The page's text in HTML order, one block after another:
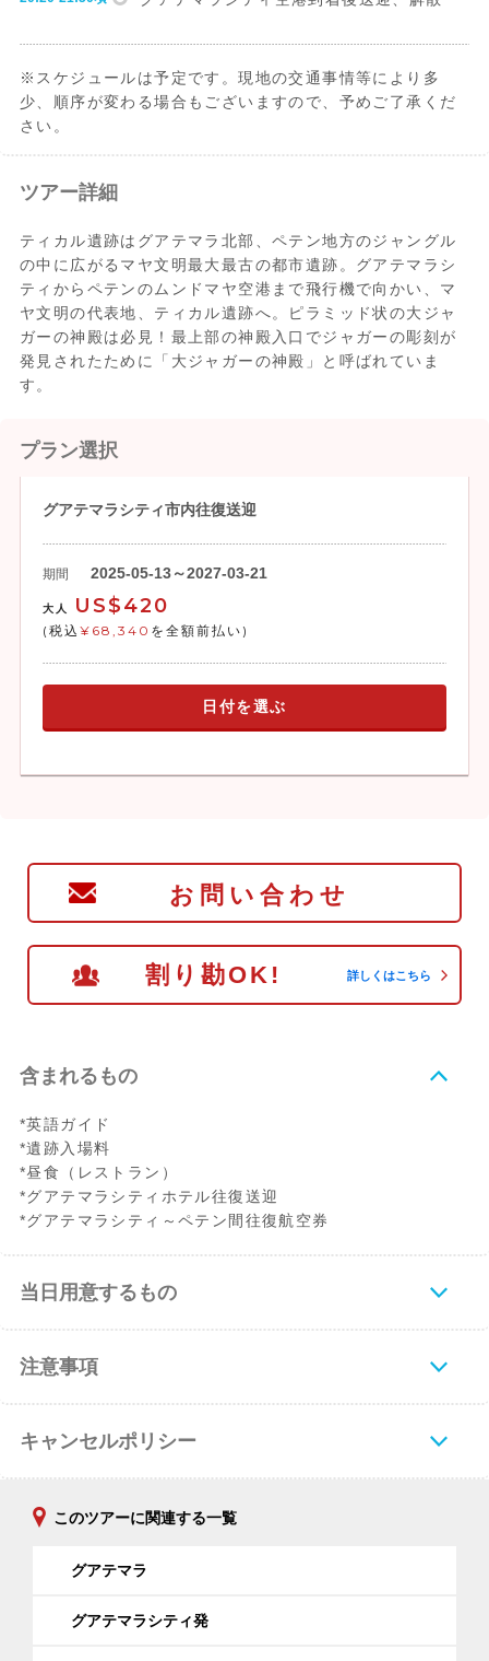
※スケジュールは予定です。現地の交通事情等により多
少、順序が変わる場合もございますので、予めご了承くだ
さい。
ツアー詳細
ティカル遺跡はグアテマラ北部、ペテン地方のジャングル
の中に広がるマヤ文明最大最古の都市遺跡。グアテマラシ
ティからペテンのムンドマヤ空港まで飛行機で向かい、マ
ヤ文明の代表地、ティカル遺跡へ。ピラミッド状の大ジャ
ガーの神殿は必見！最上部の神殿入口でジャガーの彫刻が
発見されたために「大ジャガーの神殿」と呼ばれていま
す。
プラン選択
グアテマラシティ市内往復送迎
期間 2025-05-13～2027-03-21
大人 US$420
(税込 ¥68,340 を全額前払い)
日付を選ぶ
お問い合わせ
割り勘OK! 詳しくはこちら
含まれるもの
*英語ガイド
*遺跡入場料
*昼食（レストラン）
*グアテマラシティホテル往復送迎
*グアテマラシティ～ペテン間往復航空券
当日用意するもの
注意事項
キャンセルポリシー
このツアーに関連する一覧
グアテマラ
グアテマラシティ発